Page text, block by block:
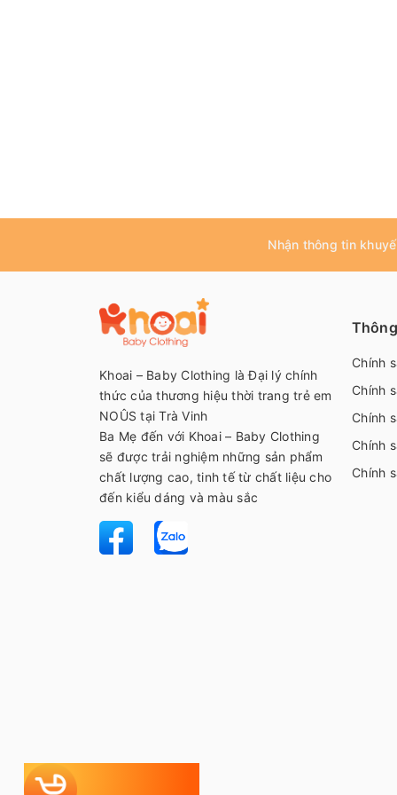
Nhận thông tin
Khoai – Baby Clothing là Đại lý chính
thức của thương hiệu thời trang trẻ em
NOÛS tại Trà Vinh
Ba Mẹ đến với Khoai – Baby Clothing
sẽ được trải nghiệm những sản phẩm
chất lượng cao, tinh tế từ chất liệu cho
đến kiểu dáng và màu sắc
Chính
Chính
Chính
Chính
Chính